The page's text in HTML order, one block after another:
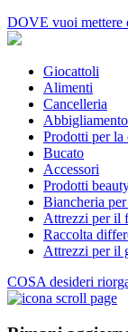
DOVE vuoi mettere
Giocattoli
Alimenti
Cancelleria
Abbigliamento
Prodotti per la
Bucato
Accessori
Prodotti
Biancheria per
Attrezzi per il
Raccolta
Attrezzi per il
COSA desideri